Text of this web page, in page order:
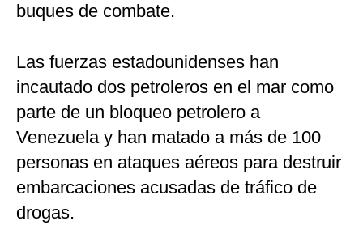
buques de combate.
Las fuerzas estadounidenses han
incautado dos petroleros en el mar como
parte de un bloqueo petrolero a
Venezuela y han matado a más de 100
personas en ataques aéreos para destruir
embarcaciones acusadas de tráfico de
drogas.